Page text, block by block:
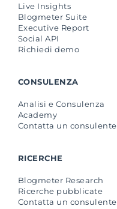
Live Insights
Blogmeter Suite
Executive Report
Social API
Richiedi demo
CONSULENZA
Analisi e Consulenza
Academy
Contatta un consulente
RICERCHE
Blogmeter Research
Ricerche pubblicate
Contatta un consulente